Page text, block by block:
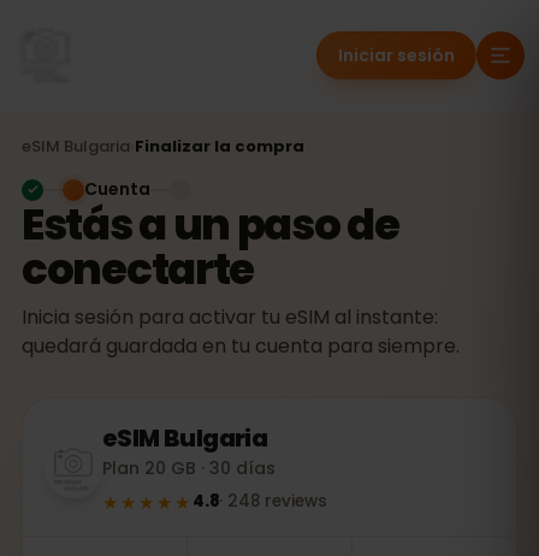
Iniciar sesión
eSIM Bulgaria Finalizar la compra
Estás a un paso de
conectarte
Inicia sesión para activar tu eSIM al instante:
quedará guardada en tu cuenta para siempre.
Cuenta
eSIMBulgaria
Plan 20 GB · 30 días
★★★★★ 4.8· 248 reviews